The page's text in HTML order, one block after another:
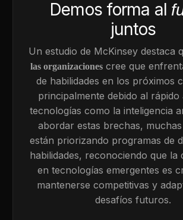
Demos forma al
juntos
Un estudio de McKinsey destaca
las organizacionescree que
de habilidades en los próximos
principalmente debido al rápido
tecnologías como la inteligencia
abordar estas brechas,
están priorizando programas de
habilidades, reconociendo que la
en tecnologías emergentes es
mantenerse competitivas y
desafíos futuros.